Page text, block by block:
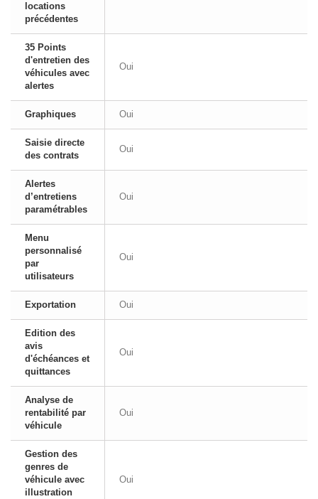
locations
précédentes
35 Points
d'entretien des
véhicules avec
alertes
Oui
Graphiques Oui
Saisie directe
des contrats
Oui
Alertes
d’entretiens
paramétrables
Oui
Menu
personnalisé
par
utilisateurs
Oui
Exportation Oui
Edition des
avis
d'échéances et
quittances
Oui
Analyse de
rentabilité par
véhicule
Oui
Gestion des
genres de
véhicule avec
illustration
Oui